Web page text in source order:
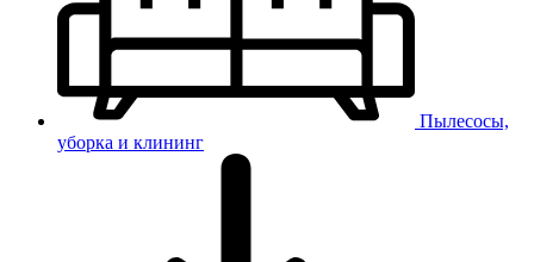
Пылесосы,
уборка и клининг